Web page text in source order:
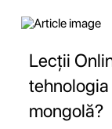
Lecții
mongolă?